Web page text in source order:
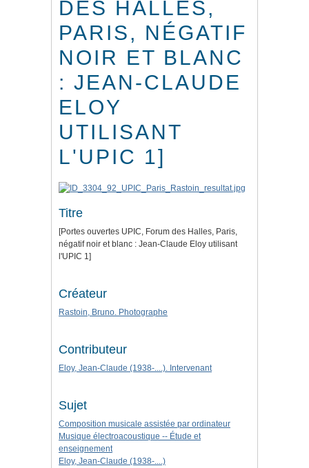
DES HALLES,
PARIS, NÉGATIF
NOIR ET BLANC
: JEAN-CLAUDE
ELOY
UTILISANT
L'UPIC 1]
Titre
[Portes ouvertes UPIC, Forum des Halles, Paris,
négatif noir et blanc : Jean-Claude Eloy utilisant
l'UPIC 1]
Créateur
Rastoin, Bruno. Photographe
Contributeur
Eloy, Jean-Claude (1938-....). Intervenant
Sujet
Composition musicale assistée par ordinateur
Musique électroacoustique -- Étude et
enseignement
Eloy, Jean-Claude (1938-....)